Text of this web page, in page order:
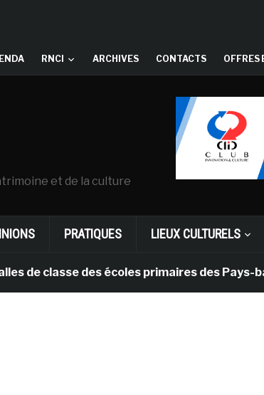
RNCI ARCHIVES CONTACTS OFFRES
et de la culture
PRATIQUES LIEUX CULTURELS
des écoles primaires des Pays-bas